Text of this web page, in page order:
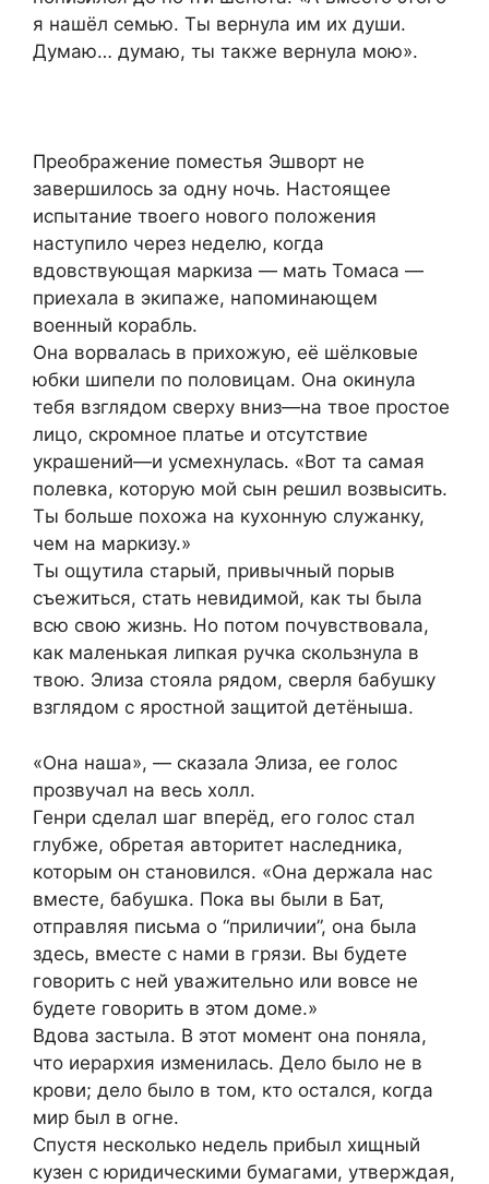
я нашёл семью. Ты вернула им их души.
Думаю… думаю, ты также вернула мою».
Преображение поместья Эшворт не
завершилось за одну ночь. Настоящее
испытание твоего нового положения
наступило через неделю, когда
вдовствующая маркиза — мать Томаса —
приехала в экипаже, напоминающем
военный корабль.
Она ворвалась в прихожую, её шёлковые
юбки шипели по половицам. Она окинула
тебя взглядом сверху вниз—на твое простое
лицо, скромное платье и отсутствие
украшений—и усмехнулась. «Вот та самая
полевка, которую мой сын решил возвысить.
Ты больше похожа на кухонную служанку,
чем на маркизу.»
Ты ощутила старый, привычный порыв
съежиться, стать невидимой, как ты была
всю свою жизнь. Но потом почувствовала,
как маленькая липкая ручка скользнула в
твою. Элиза стояла рядом, сверля бабушку
взглядом с яростной защитой детёныша.
«Она наша», — сказала Элиза, ее голос
прозвучал на весь холл.
Генри сделал шаг вперёд, его голос стал
глубже, обретая авторитет наследника,
которым он становился. «Она держала нас
вместе, бабушка. Пока вы были в Бат,
отправляя письма о “приличии”, она была
здесь, вместе с нами в грязи. Вы будете
говорить с ней уважительно или вовсе не
будете говорить в этом доме.»
Вдова застыла. В этот момент она поняла,
что иерархия изменилась. Дело было не в
крови; дело было в том, кто остался, когда
мир был в огне.
Спустя несколько недель прибыл хищный
кузен с юридическими бумагами, утверждая,